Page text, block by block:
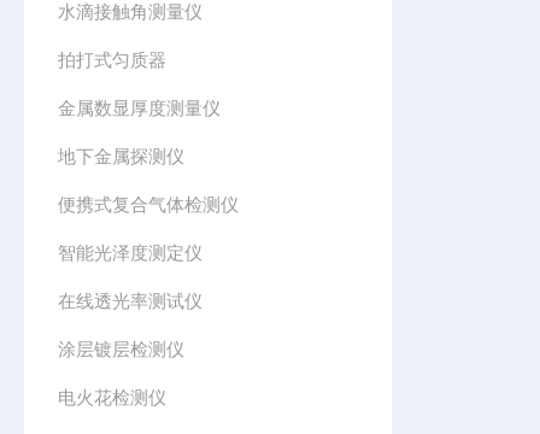
水滴接触角测量仪
拍打式匀质器
金属数显厚度测量仪
地下金属探测仪
便携式复合气体检测仪
智能光泽度测定仪
在线透光率测试仪
涂层镀层检测仪
电火花检测仪